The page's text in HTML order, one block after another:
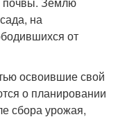
на
от
освоившие свой
о планировании
сбора урожая,